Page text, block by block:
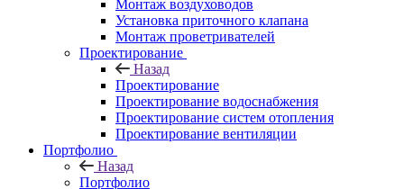
Монтаж воздуховодов
Установка приточного клапана
Монтаж проветривателей
Проектирование
Назад
Проектирование
Проектирование водоснабжения
Проектирование систем отопления
Проектирование вентиляции
Портфолио
Назад
Портфолио